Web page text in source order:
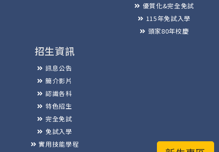
優質化&完全免試
115年免試入學
頭家80年校慶
招生資訊
訊息公告
簡介影片
認識各科
特色招生
完全免試
免試入學
實用技能學程